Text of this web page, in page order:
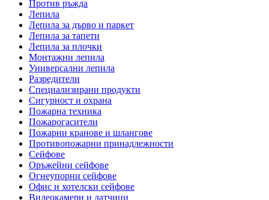
Против ръжда
Лепила
Лепила за дърво и паркет
Лепила за тапети
Лепила за плочки
Монтажни лепила
Универсални лепила
Разредители
Специализирани продукти
Сигурност и охрана
Пожарна техника
Пожарогасители
Пожарни кранове и шлангове
Противопожарни принадлежности
Сейфове
Оръжейни сейфове
Огнеупорни сейфове
Офис и хотелски сейфове
Видеокамери и датчици